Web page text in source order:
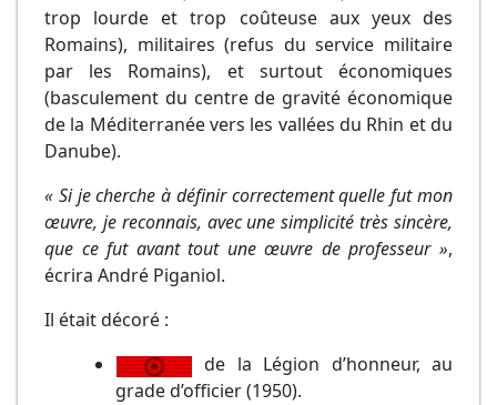
trop lourde et trop coûteuse aux yeux des
Romains), militaires (refus du service militaire
par les Romains), et surtout économiques
(basculement du centre de gravité économique
de la Méditerranée vers les vallées du Rhin et du
Danube).
« Si je cherche à définir correctement quelle fut mon
œuvre, je reconnais, avec une simplicité très sincère,
que ce fut avant tout une œuvre de professeur »,
écrira André Piganiol.
Il était décoré :
de la Légion d’honneur, au
grade d’officier (1950).